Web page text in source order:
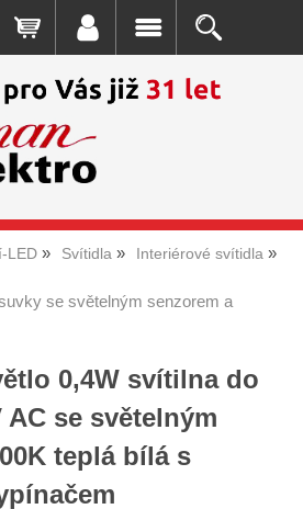
LED Svítidla
Interiérové svítidla
se světelným senzorem a
0,4W svítilna do
AC se světelným
teplá bílá s